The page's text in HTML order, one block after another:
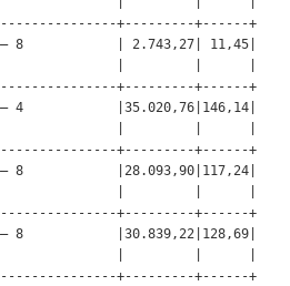
+---------+------+
– 8            | 2.743,27| 11,45|
+---------+------+
– 4            |35.020,76|146,14|
+---------+------+
– 8            |28.093,90|117,24|
+---------+------+
– 8            |30.839,22|128,69|
+---------+------+